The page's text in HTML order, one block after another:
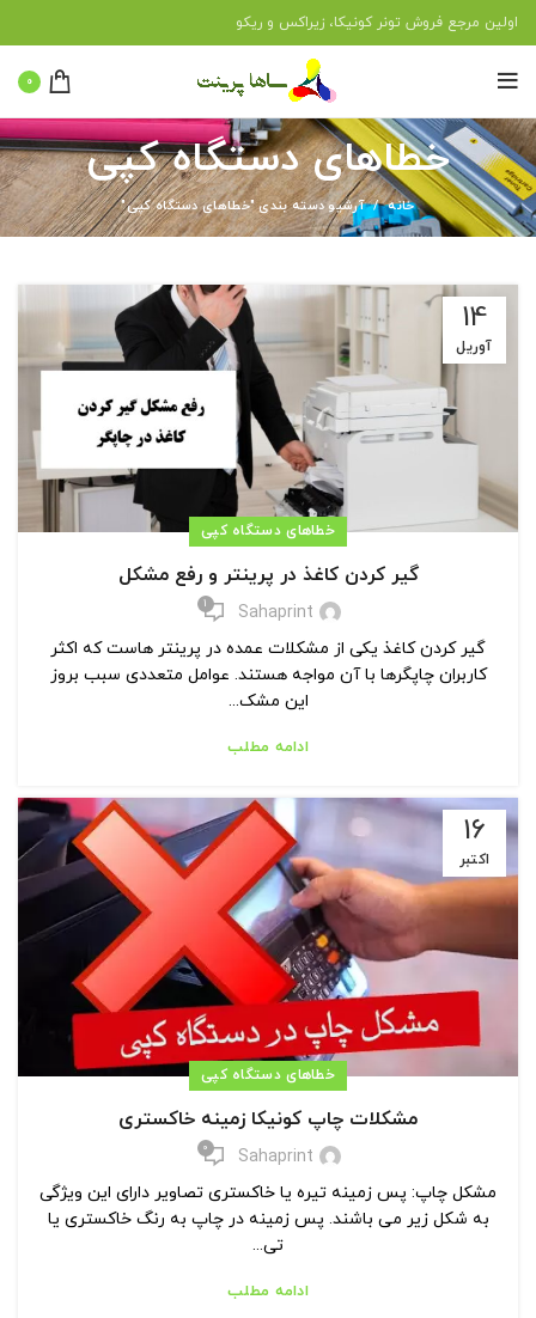
اولین مرجع فروش تونر کونیکا، زیراکس و ریکو
0
خطاهای دستگاه کپی
خانه آرشیو دسته بندی "خطاهای دستگاه کپی"
14
آوریل
خطاهای دستگاه کپی
گیر کردن کاغذ در پرینتر و رفع مشکل
Sahaprint
1
گیر کردن کاغذ یکی از مشکلات عمده در پرینتر هاست که اکثر
کاربران چاپگرها با آن مواجه هستند. عوامل متعددی سبب بروز
این مشک...
ادامه مطلب
16
اکتبر
خطاهای دستگاه کپی
مشکلات چاپ کونیکا زمینه خاکستری
Sahaprint
0
مشکل چاپ: پس زمینه تیره یا خاکستری تصاویر دارای این ویژگی
به شکل زیر می باشند. پس زمینه در چاپ به رنگ خاکستری یا
تی...
ادامه مطلب